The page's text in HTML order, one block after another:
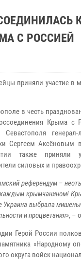
С РОССИЕЙ
приняли участие
в честь
Крыма с
генерал-
Сергеем
также приняли
силовых и
референдум –
крымчанином!
Украина выбрала
и процветания», –
Герой России
«Народному
округа войск